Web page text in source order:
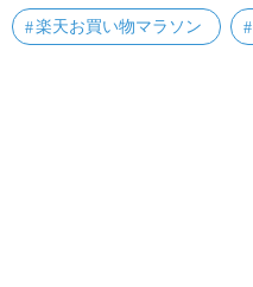
楽天お買い物マラソン